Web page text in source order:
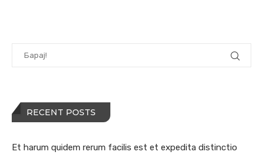
RECENT POSTS
Et harum quidem rerum facilis est et expedita distinctio